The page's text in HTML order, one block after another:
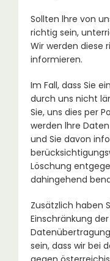
Sollten lhre von
richtig sein,
Wir werden diese
informieren.
Im Fall, dass Sie
durch uns nicht
Sie, uns dies per
werden lhre
und Sie davon
Löschung
dahingehend
Zusätzlich haben
Einschränkung
sein, dass wir bei